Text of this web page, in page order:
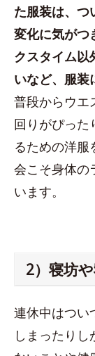
た服装は、つ
変化に気がつ
クスタイム以
いなど、服装
普段からウエ
回りがぴった
るための洋服
会こそ身体の
います。
2）寝坊
連休中はつい
しまったり